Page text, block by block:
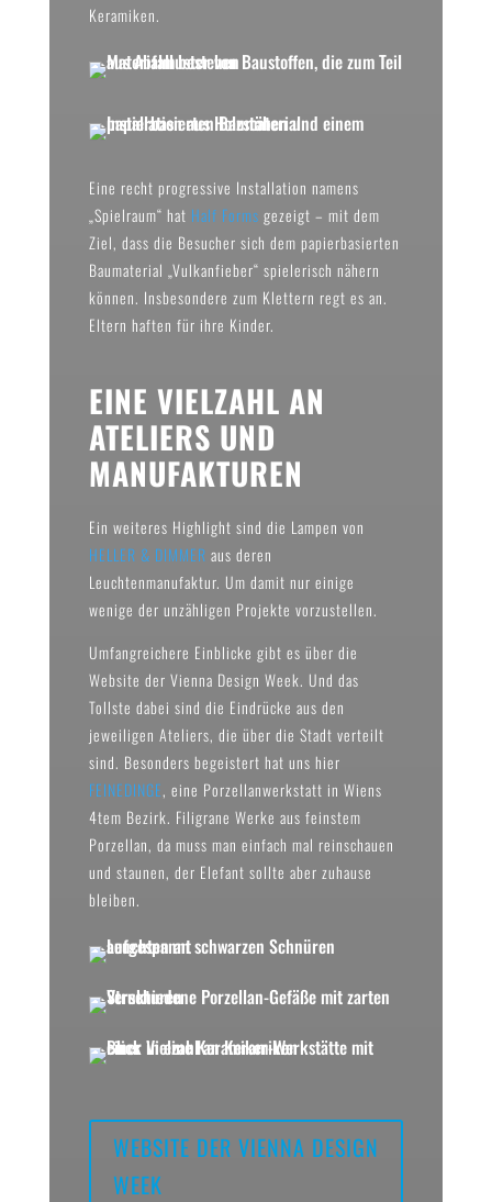
Keramiken.
Eine recht progressive Installation namens
„Spielraum“ hat Half Forms gezeigt – mit dem
Ziel, dass die Besucher sich dem papierbasierten
Baumaterial „Vulkanfieber“ spielerisch nähern
können. Insbesondere zum Klettern regt es an.
Eltern haften für ihre Kinder.
EINE VIELZAHL AN
ATELIERS UND
MANUFAKTUREN
Ein weiteres Highlight sind die Lampen von
HELLER & DIMMER aus deren
Leuchtenmanufaktur. Um damit nur einige
wenige der unzähligen Projekte vorzustellen.
Umfangreichere Einblicke gibt es über die
Website der Vienna Design Week. Und das
Tollste dabei sind die Eindrücke aus den
jeweiligen Ateliers, die über die Stadt verteilt
sind. Besonders begeistert hat uns hier
FEINEDINGE, eine Porzellanwerkstatt in Wiens
4tem Bezirk. Filigrane Werke aus feinstem
Porzellan, da muss man einfach mal reinschauen
und staunen, der Elefant sollte aber zuhause
bleiben.
WEBSITE DER VIENNA DESIGN
WEEK